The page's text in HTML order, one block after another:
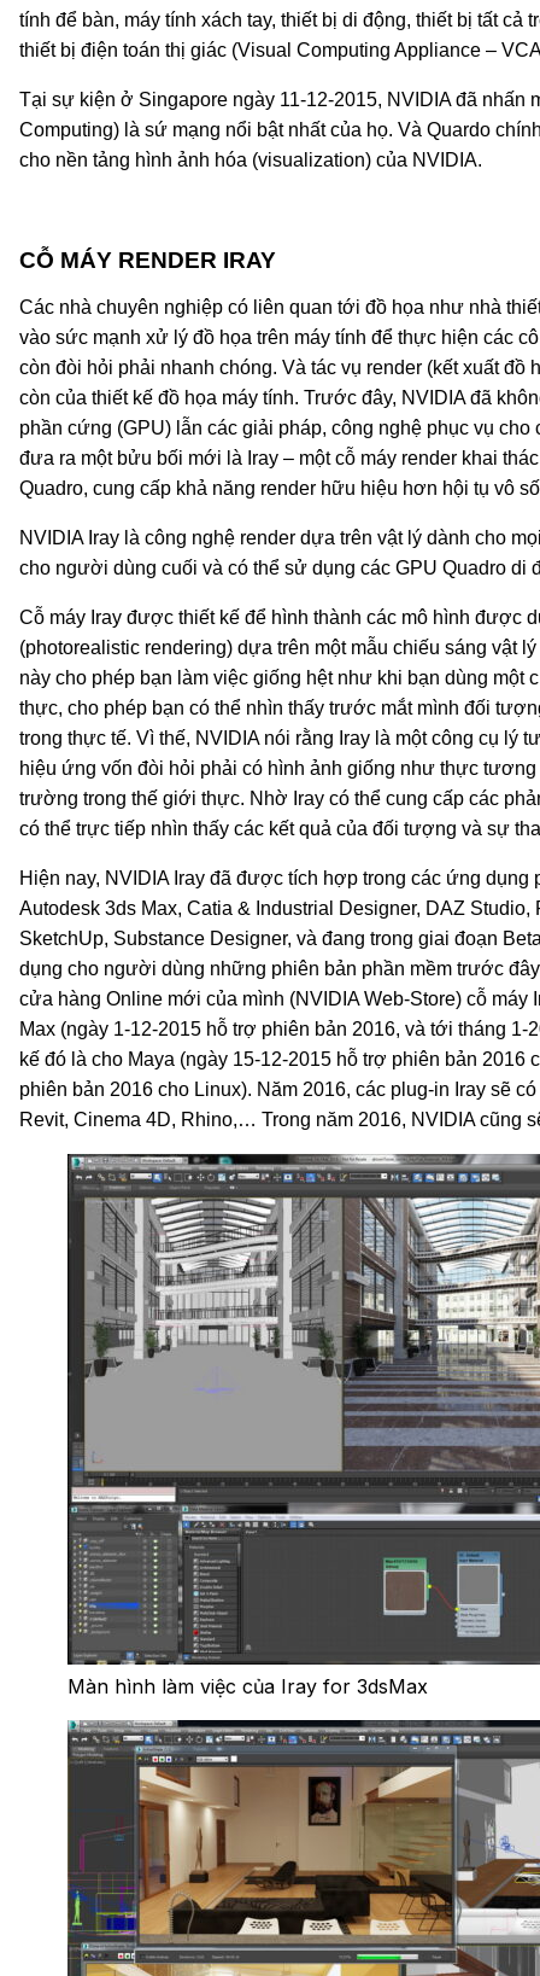
tính để bàn, máy tính xách tay, thiết bị di động, thiết bị tất cả
thiết bị điện toán thị giác (Visual Computing Appliance –
Tại sự kiện ở Singapore ngày 11-12-2015, NVIDIA đã nhấn
Computing) là sứ mạng nổi bật nhất của họ. Và Quardo
cho nền tảng hình ảnh hóa (visualization) của NVIDIA.
CỖ MÁY RENDER IRAY
Các nhà chuyên nghiệp có liên quan tới đồ họa như nhà
vào sức mạnh xử lý đồ họa trên máy tính để thực hiện các
còn đòi hỏi phải nhanh chóng. Và tác vụ render (kết xuất
còn của thiết kế đồ họa máy tính. Trước đây, NVIDIA đã
phần cứng (GPU) lẫn các giải pháp, công nghệ phục vụ
đưa ra một bửu bối mới là Iray – một cỗ máy render khai
Quadro, cung cấp khả năng render hữu hiệu hơn hội tụ vô
NVIDIA Iray là công nghệ render dựa trên vật lý dành cho
cho người dùng cuối và có thể sử dụng các GPU Quadro di
Cỗ máy Iray được thiết kế để hình thành các mô hình được
(photorealistic rendering) dựa trên một mẫu chiếu sáng vật
này cho phép bạn làm việc giống hệt như khi bạn dùng một
thực, cho phép bạn có thể nhìn thấy trước mắt mình đối
trong thực tế. Vì thế, NVIDIA nói rằng Iray là một công cụ lý
hiệu ứng vốn đòi hỏi phải có hình ảnh giống như thực
trường trong thế giới thực. Nhờ Iray có thể cung cấp các
có thể trực tiếp nhìn thấy các kết quả của đối tượng và sự
Hiện nay, NVIDIA Iray đã được tích hợp trong các ứng dụng
Autodesk 3ds Max, Catia & Industrial Designer, DAZ
SketchUp, Substance Designer, và đang trong giai đoạn
dụng cho người dùng những phiên bản phần mềm trước
cửa hàng Online mới của mình (NVIDIA Web-Store) cỗ
Max (ngày 1-12-2015 hỗ trợ phiên bản 2016, và tới tháng
kế đó là cho Maya (ngày 15-12-2015 hỗ trợ phiên bản 2016
phiên bản 2016 cho Linux). Năm 2016, các plug-in Iray sẽ
Revit, Cinema 4D, Rhino,… Trong năm 2016, NVIDIA cũng
Màn hình làm việc của Iray for 3dsMax